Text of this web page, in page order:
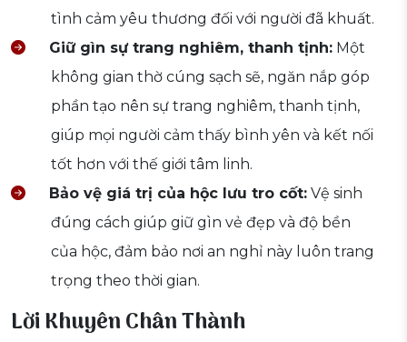
tình cảm yêu thương đối với người đã khuất.
Giữ gìn sự trang nghiêm, thanh tịnh: Một
không gian thờ cúng sạch sẽ, ngăn nắp góp
phần tạo nên sự trang nghiêm, thanh tịnh,
giúp mọi người cảm thấy bình yên và kết nối
tốt hơn với thế giới tâm linh.
Bảo vệ giá trị của hộc lưu tro cốt: Vệ sinh
đúng cách giúp giữ gìn vẻ đẹp và độ bền
của hộc, đảm bảo nơi an nghỉ này luôn trang
trọng theo thời gian.
Lời Khuyên Chân Thành